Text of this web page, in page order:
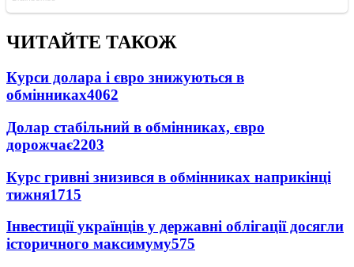
ЧИТАЙТЕ ТАКОЖ
Курси долара і євро знижуються в
обмінниках4062
Долар стабільний в обмінниках, євро
дорожчає2203
Курс гривні знизився в обмінниках наприкінці
тижня1715
Інвестиції українців у державні облігації досягли
історичного максимуму575